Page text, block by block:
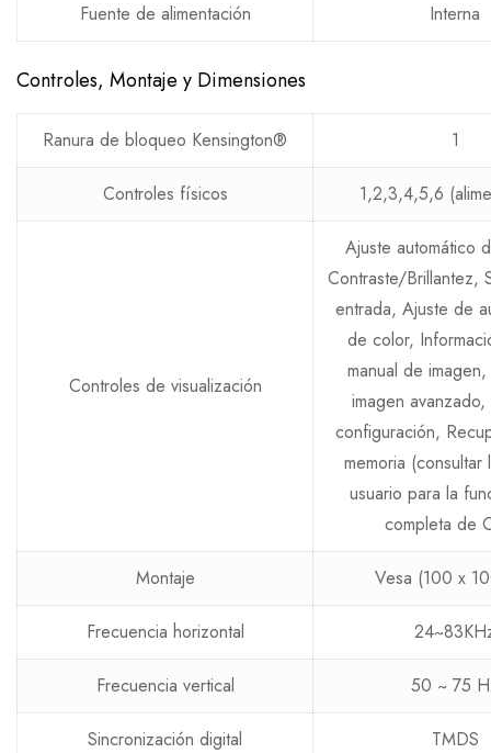
Fuente de alimentación Interna
Controles, Montaje y Dimensiones
Ranura de bloqueo Kensington® 1
Controles físicos 1,2,3,4,5,6
Controles de visualización
Ajuste automático
Contraste/Brillantez,
entrada, Ajuste de
de color,
manual de
imagen
configuración,
memoria
usuario para la
completa de
Montaje Vesa (100 x
Frecuencia horizontal
Frecuencia vertical 50 ~ 75
Sincronización digital TMDS